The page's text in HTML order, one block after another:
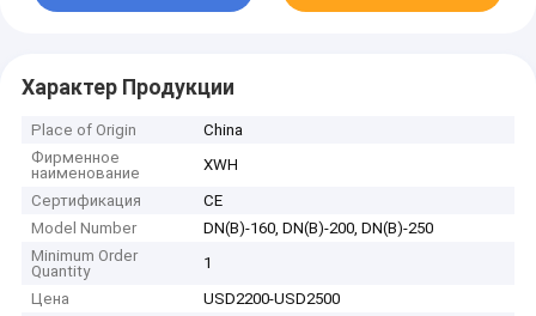
Характер Продукции
Place of Origin
China
Фирменное
наименование
XWH
Сертификация
CE
Model Number
DN(B)-160, DN(B)-200, DN(B)-250
Minimum Order
Quantity
1
Цена
USD2200-USD2500